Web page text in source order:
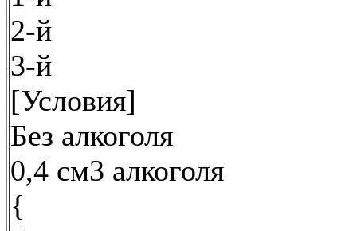
2-й
3-й
[Условия]
Без алкоголя
0,4 см3 алкоголя
{